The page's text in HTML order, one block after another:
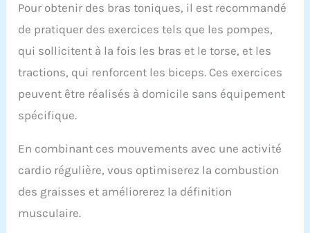
Pour obtenir des bras toniques, il est recommandé
de pratiquer des exercices tels que les pompes,
qui sollicitent à la fois les bras et le torse, et les
tractions, qui renforcent les biceps. Ces exercices
peuvent être réalisés à domicile sans équipement
spécifique.
En combinant ces mouvements avec une activité
cardio régulière, vous optimiserez la combustion
des graisses et améliorerez la définition
musculaire.